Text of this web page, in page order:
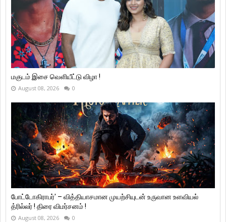
மகுடம் இசை வெளியீட்டு விழா !
August 08, 2026 0
போட்டோகிராபர்' – வித்தியாசமான முயற்சியுடன் உருவான உளவியல்
த்ரில்லர் ! திரை விமர்சனம் !
August 08, 2026 0